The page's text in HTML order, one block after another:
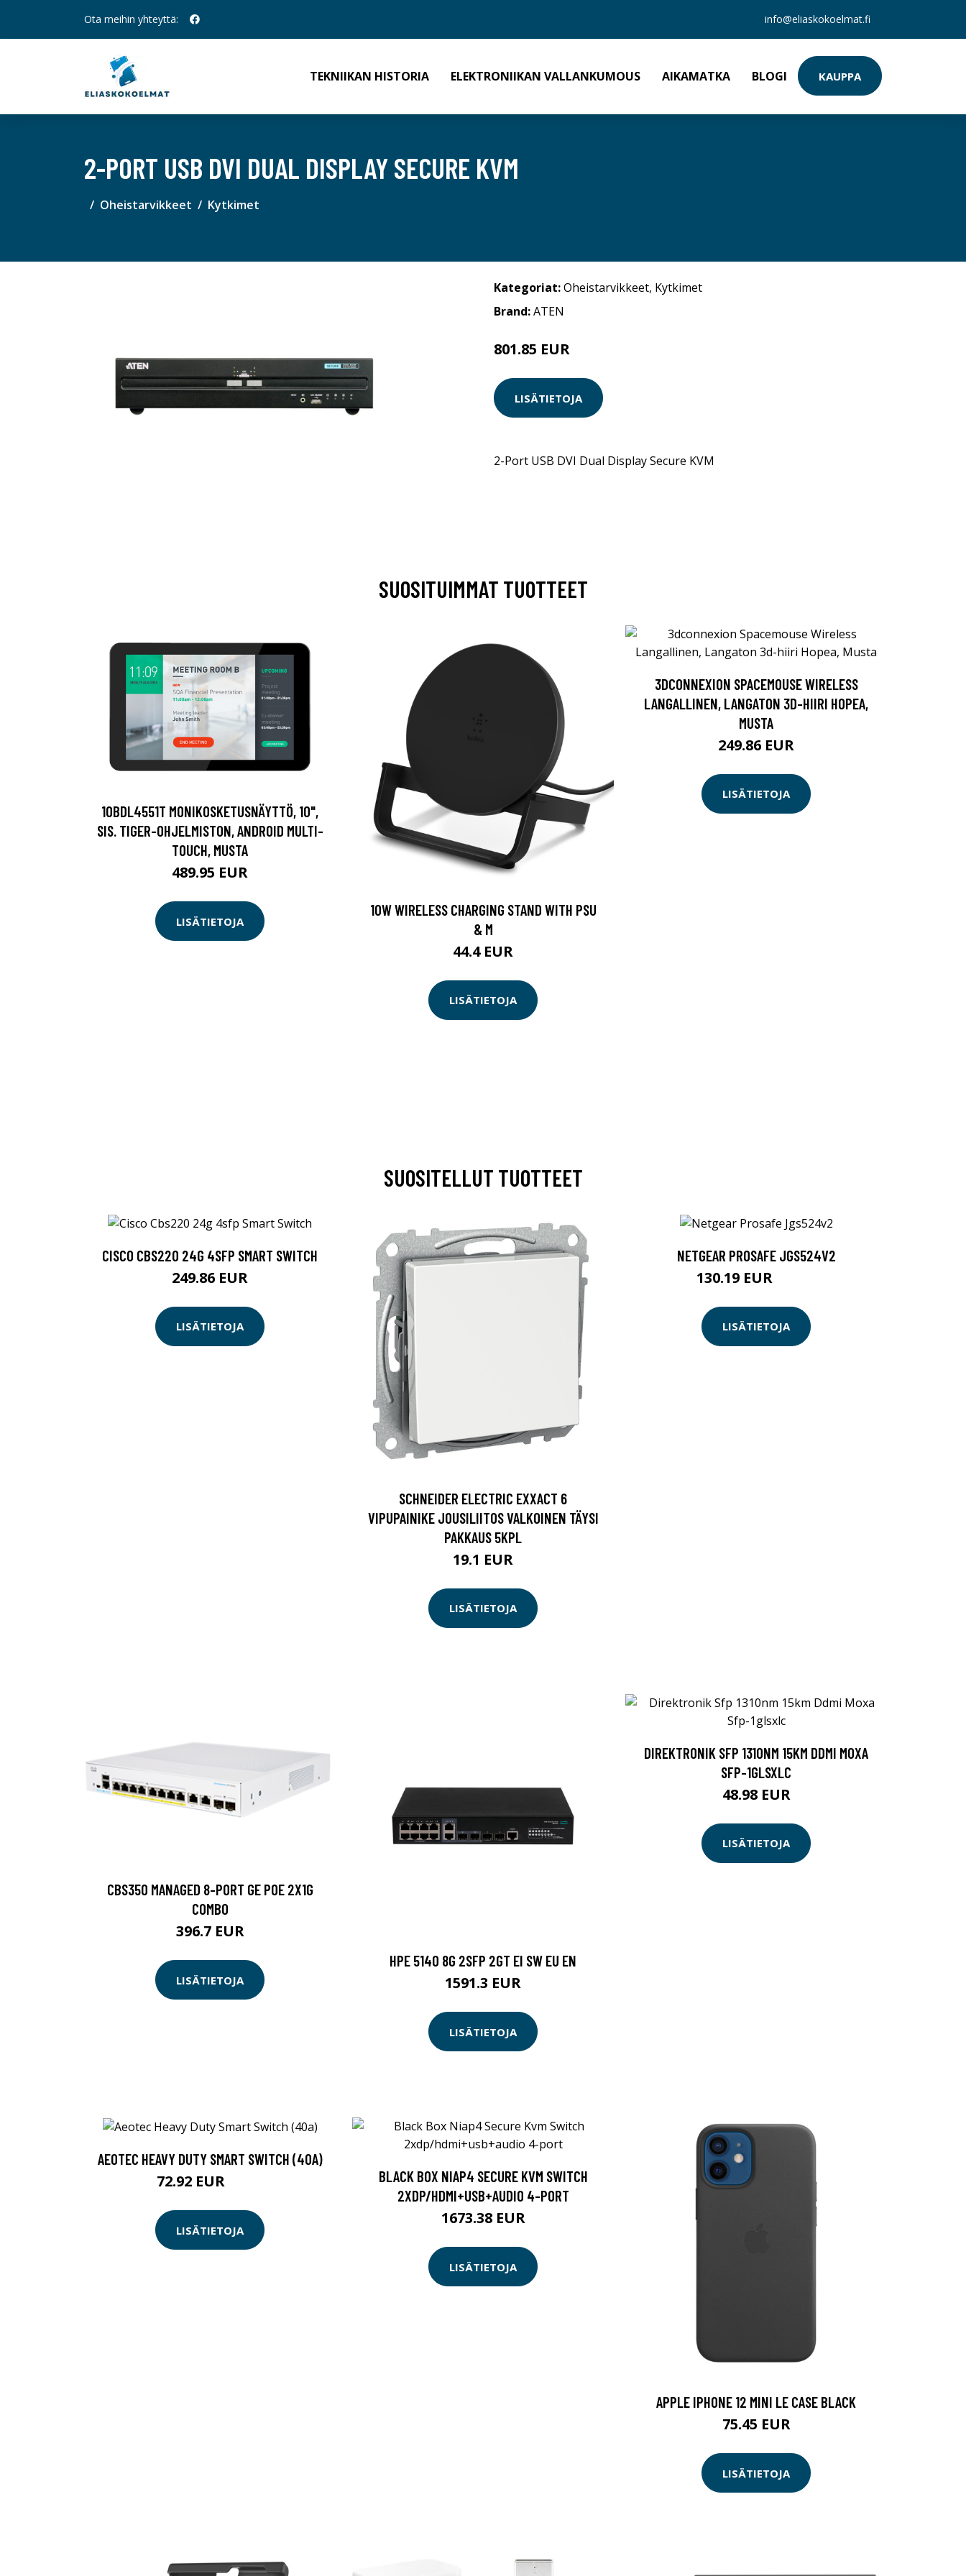
Ota meihin yhteyttä: info@eliaskokoelmat.fi
TEKNIIKAN HISTORIA ELEKTRONIIKAN VALLANKUMOUS AIKAMATKA BLOGI KAUPPA
2-PORT USB DVI DUAL DISPLAY SECURE KVM
Oheistarvikkeet Kytkimet
Kategoriat:Oheistarvikkeet, Kytkimet
Brand:ATEN
801.85 EUR
LISÄTIETOJA
2-Port USB DVI Dual Display Secure KVM
SUOSITUIMMAT TUOTTEET
10BDL4551T MONIKOSKETUSNÄYTTÖ, 10",
SIS. TIGER-OHJELMISTON, ANDROID MULTI-
TOUCH, MUSTA
489.95 EUR
LISÄTIETOJA
10W WIRELESS CHARGING STAND WITH PSU
& M
44.4 EUR
LISÄTIETOJA
3DCONNEXION SPACEMOUSE WIRELESS
LANGALLINEN, LANGATON 3D-HIIRI HOPEA,
MUSTA
249.86 EUR
LISÄTIETOJA
SUOSITELLUT TUOTTEET
CISCO CBS220 24G 4SFP SMART SWITCH
249.86 EUR
LISÄTIETOJA
SCHNEIDER ELECTRIC EXXACT 6
VIPUPAINIKE JOUSILIITOS VALKOINEN TÄYSI
PAKKAUS 5KPL
19.1 EUR
LISÄTIETOJA
NETGEAR PROSAFE JGS524V2
130.19 EUR
LISÄTIETOJA
CBS350 MANAGED 8-PORT GE POE 2X1G
COMBO
396.7 EUR
LISÄTIETOJA
HPE 5140 8G 2SFP 2GT EI SW EU EN
1591.3 EUR
LISÄTIETOJA
DIREKTRONIK SFP 1310NM 15KM DDMI MOXA
SFP-1GLSXLC
48.98 EUR
LISÄTIETOJA
AEOTEC HEAVY DUTY SMART SWITCH (40A)
72.92 EUR
LISÄTIETOJA
BLACK BOX NIAP4 SECURE KVM SWITCH
2XDP/HDMI+USB+AUDIO 4-PORT
1673.38 EUR
LISÄTIETOJA
APPLE IPHONE 12 MINI LE CASE BLACK
75.45 EUR
LISÄTIETOJA